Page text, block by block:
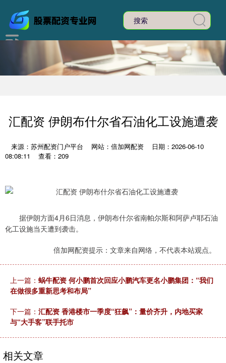
汇配资 伊朗布什尔省石油化工设施遭袭
来源：苏州配资门户平台 网站：倍加网配资
日期：2026-06-10
08:08:11
查看：209
据伊朗方面4月6日消息，伊朗布什尔省南帕尔斯和阿萨卢耶石油
化工设施当天遭到袭击。
倍加网配资提示：文章来自网络，不代表本站观点。
上一篇： 蜗牛配资 何小鹏首次回应小鹏汽车更名小鹏集团：“我们
在做很多重新思考和布局”
下一篇： 汇配资 香港楼市一季度“狂飙”：量价齐升，内地买家
与“大手客”联手托市
相关文章